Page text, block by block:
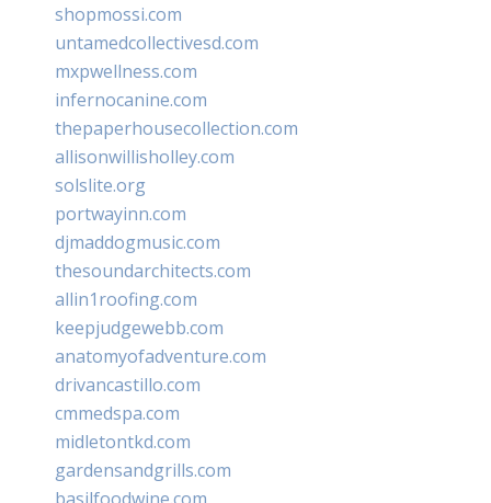
shopmossi.com
untamedcollectivesd.com
mxpwellness.com
infernocanine.com
thepaperhousecollection.com
allisonwillisholley.com
solslite.org
portwayinn.com
djmaddogmusic.com
thesoundarchitects.com
allin1roofing.com
keepjudgewebb.com
anatomyofadventure.com
drivancastillo.com
cmmedspa.com
midletontkd.com
gardensandgrills.com